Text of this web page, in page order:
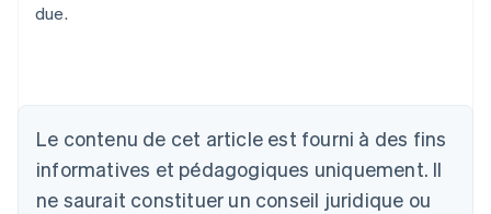
due.
Le contenu de cet article est fourni à des fins
informatives et pédagogiques uniquement. Il
ne saurait constituer un conseil juridique ou
Allemagne
Deutsch
Australie
English